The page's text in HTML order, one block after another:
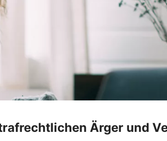
Ärger und